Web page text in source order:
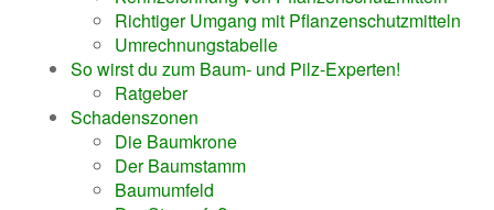
Richtiger Umgang mit Pflanzenschutzmitteln
Umrechnungstabelle
So wirst du zum Baum- und Pilz-Experten!
Ratgeber
Schadenszonen
Die Baumkrone
Der Baumstamm
Baumumfeld